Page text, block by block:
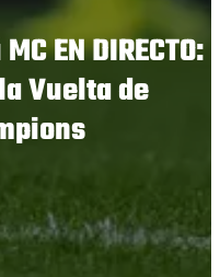
EN DIRECTO:
Vuelta de